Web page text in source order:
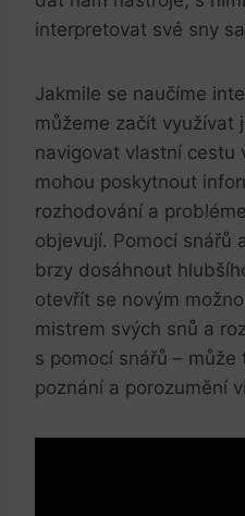
interpretovat své ​sny
Jakmile se naučíme
⁣můžeme začít využívat‍
navigovat vlastní cestu
mohou poskytnout
rozhodování‍ a
objevují. Pomocí snářů
brzy dosáhnout
otevřít se novým
mistrem svých snů a
s pomocí snářů –
poznání a porozumění